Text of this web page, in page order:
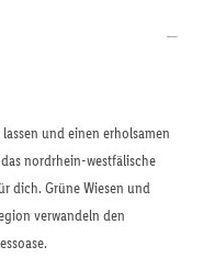
und einen erholsamen
nordrhein-westfälische
dich. Grüne Wiesen und
verwandeln den